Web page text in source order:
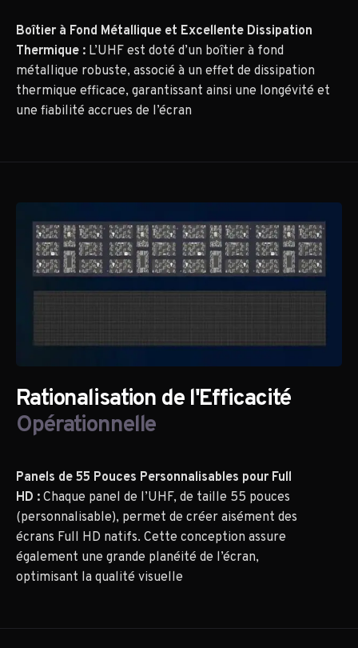
Boîtier à Fond Métallique et Excellente Dissipation
Thermique : L’UHF est doté d’un boîtier à fond
métallique robuste, associé à un effet de dissipation
thermique efficace, garantissant ainsi une longévité et
une fiabilité accrues de l’écran
Rationalisation de l'Efficacité
Opérationnelle
Panels de 55 Pouces Personnalisables pour Full
HD : Chaque panel de l’UHF, de taille 55 pouces
(personnalisable), permet de créer aisément des
écrans Full HD natifs. Cette conception assure
également une grande planéité de l’écran,
optimisant la qualité visuelle